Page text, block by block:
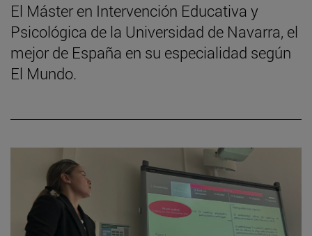
El Máster en Intervención Educativa y
Psicológica de la Universidad de Navarra, el
mejor de España en su especialidad según
El Mundo.